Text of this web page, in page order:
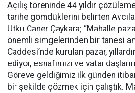
Açılış töreninde 44 yıldır
tarihe gömdüklerini belirten
Utku Caner Çaykara; “Mahalle
önemli simgelerinden bir tanesi
Caddesi’nde kurulan pazar,
ediyor, esnafımızı ve
Göreve geldiğimiz ilk günden
bir şekilde çözmek için çalıştık.